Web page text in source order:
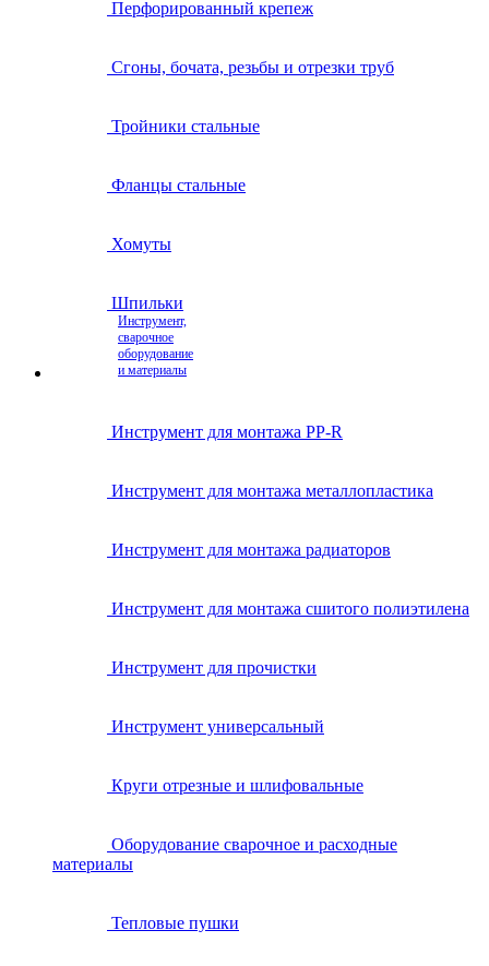
Перфорированный крепеж
Сгоны, бочата, резьбы и отрезки труб
Тройники стальные
Фланцы стальные
Хомуты
Шпильки
Инструмент,
сварочное
оборудование
и материалы
Инструмент для монтажа PP-R
Инструмент для монтажа металлопластика
Инструмент для монтажа радиаторов
Инструмент для монтажа сшитого полиэтилена
Инструмент для прочистки
Инструмент универсальный
Круги отрезные и шлифовальные
Оборудование сварочное и расходные
материалы
Тепловые пушки